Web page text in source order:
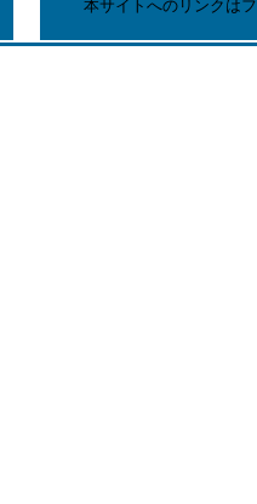
本サイトへのリンクは